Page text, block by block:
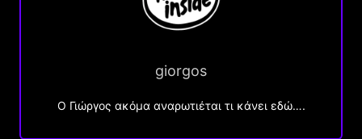
giorgos
Ο Γιώργος ακόμα αναρωτιέται τι κάνει εδώ….